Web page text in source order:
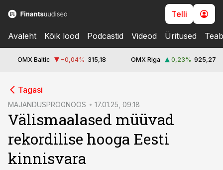
Telli
Avaleht Kõik lood Podcastid Videod Üritused
OMX Baltic −0,04% 315,18 OMX Riga 0,23% 925,27
Tagasi
MAJANDUSPROGNOOS 17.01.25, 09:18
Välismaalased müüvad
rekordilise hooga Eesti
kinnisvara